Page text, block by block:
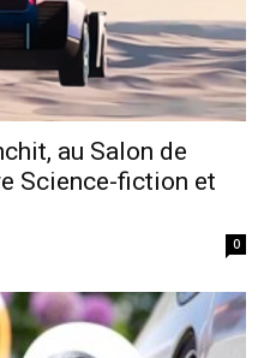
au Salon de
Science-fiction et
0